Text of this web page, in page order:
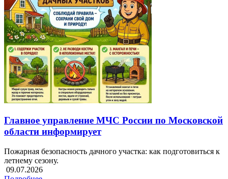
Главное управление МЧС России по Московской
области информирует
Пожарная безопасность дачного участка: как подготовиться к
летнему сезону.
09.07.2026